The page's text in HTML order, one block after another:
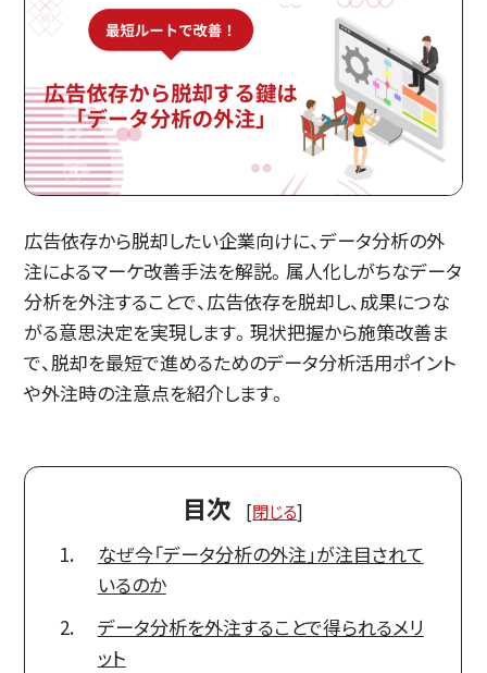
広告依存から脱却したい企業向けに、データ分析の外
注によるマーケ改善手法を解説。属人化しがちなデータ
分析を外注することで、広告依存を脱却し、成果につな
がる意思決定を実現します。現状把握から施策改善ま
で、脱却を最短で進めるためのデータ分析活用ポイント
や外注時の注意点を紹介します。
目次 [閉じる]
なぜ今「データ分析の外注」が注目されて
いるのか
データ分析を外注することで得られるメリ
ット